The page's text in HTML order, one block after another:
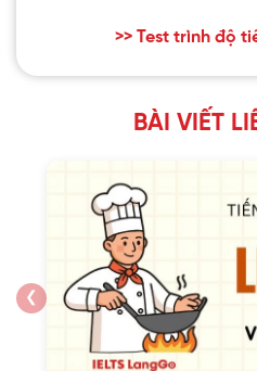
>> Test trình độ
BÀI VIẾT
❮